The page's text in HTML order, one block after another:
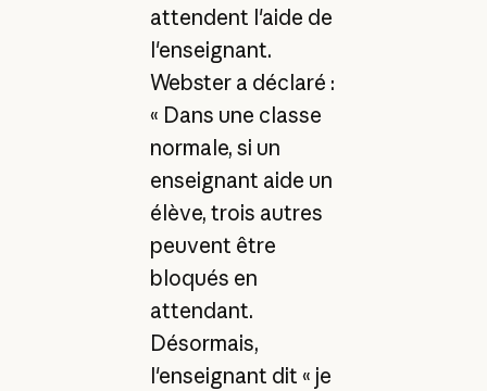
attendent l'aide de
l'enseignant.
Webster a déclaré :
« Dans une classe
normale, si un
enseignant aide un
élève, trois autres
peuvent être
bloqués en
attendant.
Désormais,
l'enseignant dit « je